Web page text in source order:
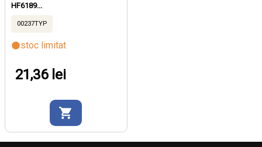
HF6189...
00237TYP
stoc limitat
21,36 lei